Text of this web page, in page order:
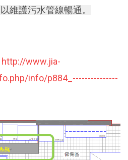
維護污水管線暢通。
http://www.jia-
info/p884_---------------